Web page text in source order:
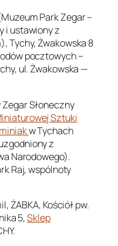
Park Zegar –
i ustawiony z
Tychy, Żwakowska 8
pocztowych –
ul. Żwakowska —
Słoneczny
Sztuki
w Tychach
z
Narodowego).
Raj, wspólnoty
ŻABKA, Kościół pw.
5,Sklep